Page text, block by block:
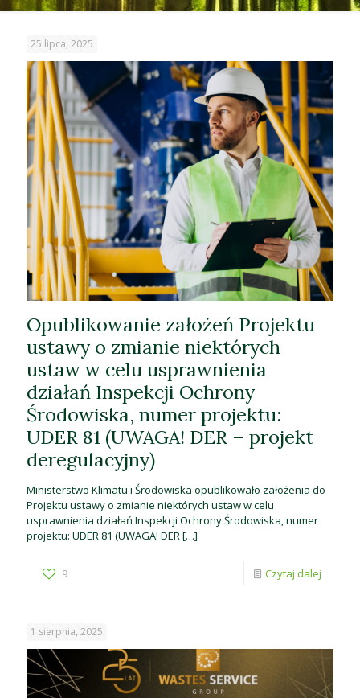
25 lipca, 2025
Opublikowanie założeń Projektu
ustawy o zmianie niektórych
ustaw w celu usprawnienia
działań Inspekcji Ochrony
Środowiska, numer projektu:
UDER 81 (UWAGA! DER – projekt
deregulacyjny)
Ministerstwo Klimatu i Środowiska opublikowało założenia do
Projektu ustawy o zmianie niektórych ustaw w celu
usprawnienia działań Inspekcji Ochrony Środowiska, numer
projektu: UDER 81 (UWAGA! DER[…]
9 Czytaj dalej
1 sierpnia, 2025